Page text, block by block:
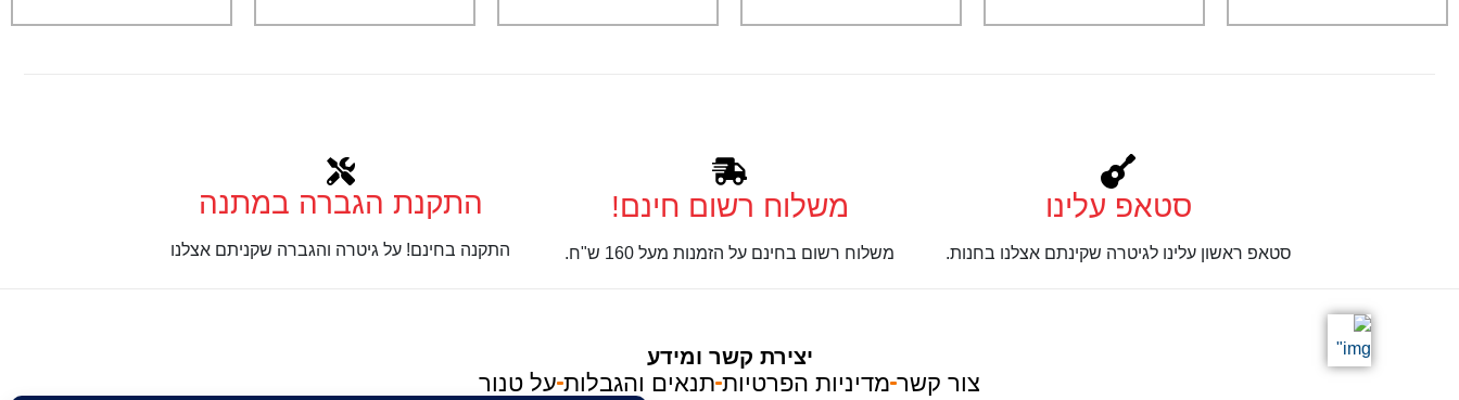
סטאפ עלינו
סטאפ ראשון עלינו לגיטרה שקינתם אצלנו בחנות.
משלוח רשום חינם!
משלוח רשום בחינם על הזמנות מעל 160 ש"ח.
התקנת הגברה במתנה
התקנה בחינם! על גיטרה והגברה שקניתם אצלנו
יצירת קשר ומידע
צור קשר מדיניות הפרטיות תנאים והגבלות על טנור